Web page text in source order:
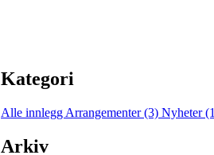
Kategori
Alle innlegg Arrangementer (3) Nyheter
Arkiv